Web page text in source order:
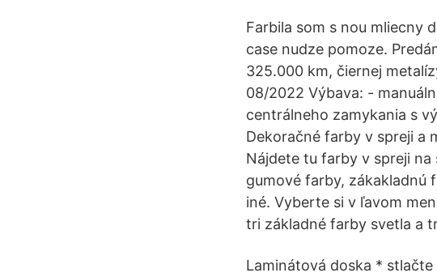
Farbila som s nou mliecny
case nudze pomoze.
325.000 km, čiernej
08/2022 Výbava: -
centrálneho zamykania s
Dekoračné farby v spreji a
Nájdete tu farby v spreji
gumové farby, zákakladnú
iné. Vyberte si v ľavom
tri základné farby svetla a
Laminátová doska *